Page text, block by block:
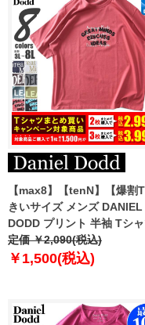
【max8】【tenN】【爆割
きいサイズ メンズ DANIEL
DODD プリント 半袖 Tシ
8色 azt-2502pt8
定価 ￥2,090(税込)
￥1,500(税込)